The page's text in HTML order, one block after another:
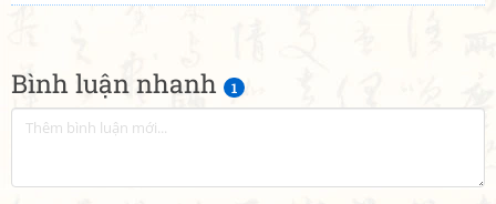
Bình luận nhanh 1